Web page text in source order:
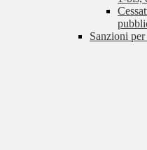
Sanzioni